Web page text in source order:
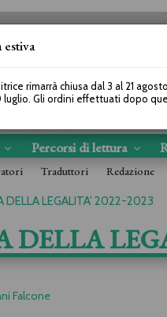
Percorsi di lettura
Traduttori Redazione
LEGALITA' 2022-2023
DELLA
Falcone
estiva
rimarrà chiusa dal 3 al 21
luglio. Gli ordini effettuati dopo